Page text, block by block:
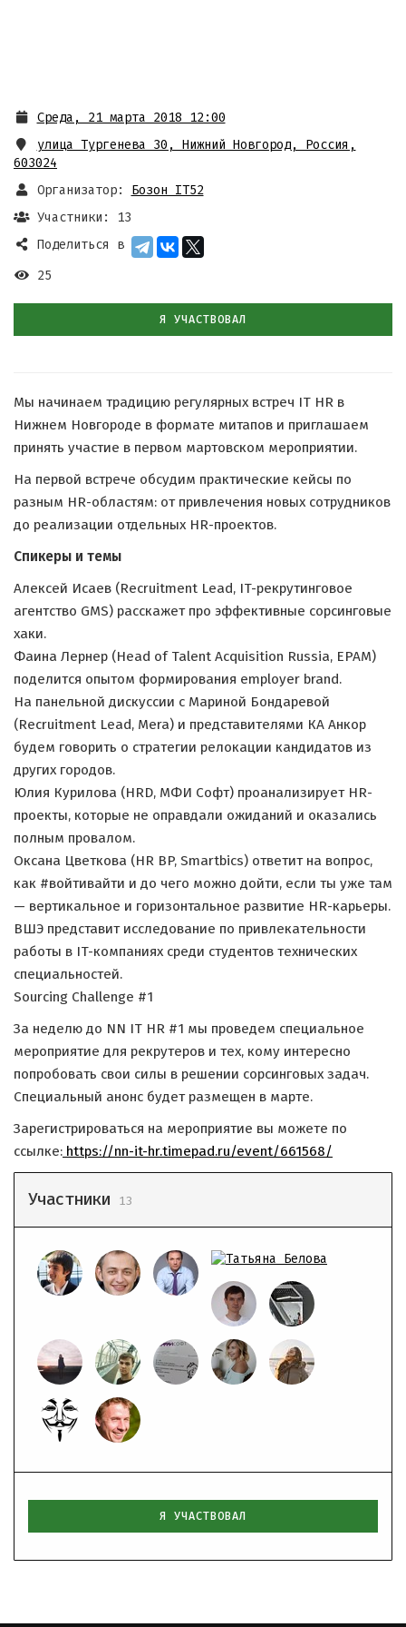
Среда, 21 марта 2018 12:00
улица Тургенева 30, Нижний Новгород, Россия,
603024
Организатор:
Бозон IT52
Участники: 13
Поделиться в
25
Я УЧАСТВОВАЛ
Мы начинаем традицию регулярных встреч IT HR в
Нижнем Новгороде в формате митапов и приглашаем
принять участие в первом мартовском мероприятии.
На первой встрече обсудим практические кейсы по
разным HR-областям: от привлечения новых сотрудников
до реализации отдельных HR-проектов.
Спикеры и темы
Алексей Исаев (Recruitment Lead, IT-рекрутинговое
агентство GMS) расскажет про эффективные сорсинговые
хаки.
Фаина Лернер (Head of Talent Acquisition Russia, EPAM)
поделится опытом формирования employer brand.
На панельной дискуссии с Мариной Бондаревой
(Recruitment Lead, Mera) и представителями КА Анкор
будем говорить о стратегии релокации кандидатов из
других городов.
Юлия Курилова (HRD, МФИ Софт) проанализирует HR-
проекты, которые не оправдали ожиданий и оказались
полным провалом.
Оксана Цветкова (HR BP, Smartbics) ответит на вопрос,
как #войтивайти и до чего можно дойти, если ты уже там
— вертикальное и горизонтальное развитие HR-карьеры.
ВШЭ представит исследование по привлекательности
работы в IT-компаниях среди студентов технических
специальностей.
Sourcing Challenge #1
За неделю до NN IT HR #1 мы проведем специальное
мероприятие для рекрутеров и тех, кому интересно
попробовать свои силы в решении сорсинговых задач.
Специальный анонс будет размещен в марте.
Зарегистрироваться на мероприятие вы можете по
ссылке: https://nn-it-hr.timepad.ru/event/661568/
Участники 13
Я УЧАСТВОВАЛ